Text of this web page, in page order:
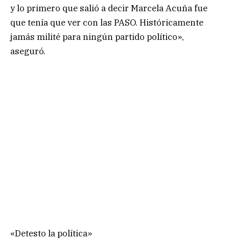
y lo primero que salió a decir Marcela Acuña fue
que tenía que ver con las PASO. Históricamente
jamás milité para ningún partido político»,
aseguró.
«Detesto la política»